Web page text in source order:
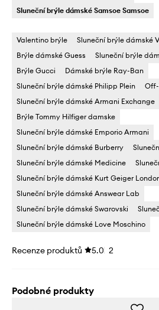
Sluneční brýle dámské Samsoe Samsoe
Valentino brýle
Sluneční brýle dámské
Brýle dámské Guess
Sluneční brýle
Brýle Gucci
Dámské brýle Ray-Ban
Sluneční brýle dámské Philipp Plein
Sluneční brýle dámské Armani Exchange
Brýle Tommy Hilfiger damske
Sluneční brýle dámské Emporio Armani
Sluneční brýle dámské Burberry
Sluneční brýle dámské Medicine
Sluneční brýle dámské Kurt Geiger
Sluneční brýle dámské Answear Lab
Sluneční brýle dámské Swarovski
Sluneční brýle dámské Love Moschino
Recenze produktů 5.0 2
Podobné produkty